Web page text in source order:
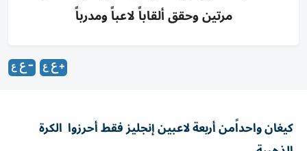
مرتين وحقق ألقاباً لاعباً ومدرباً
كيغان واحداًمن أربعة لاعبين إنجليز فقط أحرزوا الكرة
الذهبية